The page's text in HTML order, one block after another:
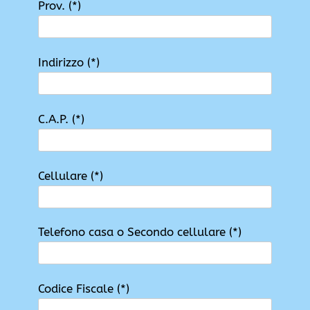
Prov. (*)
Indirizzo (*)
C.A.P. (*)
Cellulare (*)
Telefono casa o Secondo cellulare (*)
Codice Fiscale (*)